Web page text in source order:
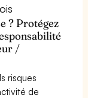
? Protégez
/
risques
de